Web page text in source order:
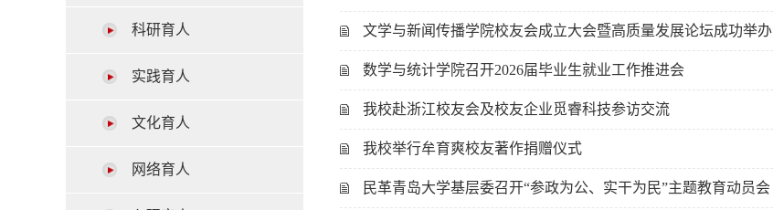
科研育人
实践育人
文化育人
网络育人
文学与新闻传播学院校友会成立大会暨高质量发展论坛成功举办
数学与统计学院召开2026届毕业生就业工作推进会
我校赴浙江校友会及校友企业觅睿科技参访交流
我校举行牟育爽校友著作捐赠仪式
民革青岛大学基层委召开“参政为公、实干为民”主题教育动员会